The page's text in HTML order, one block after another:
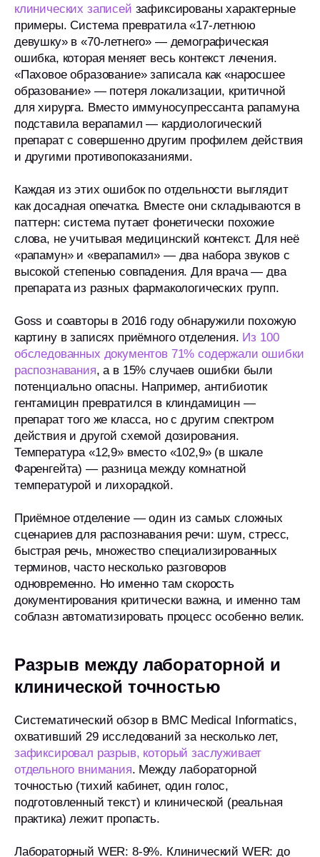
клинических записей зафиксированы характерные
примеры. Система превратила «17-летнюю
девушку» в «70-летнего» — демографическая
ошибка, которая меняет весь контекст лечения.
«Паховое образование» записала как «наросшее
образование» — потеря локализации, критичной
для хирурга. Вместо иммуносупрессанта рапамуна
подставила верапамил — кардиологический
препарат с совершенно другим профилем действия
и другими противопоказаниями.
Каждая из этих ошибок по отдельности выглядит
как досадная опечатка. Вместе они складываются в
паттерн: система путает фонетически похожие
слова, не учитывая медицинский контекст. Для неё
«рапамун» и «верапамил» — два набора звуков с
высокой степенью совпадения. Для врача — два
препарата из разных фармакологических групп.
Goss и соавторы в 2016 году обнаружили похожую
картину в записях приёмного отделения. Из 100
обследованных документов 71% содержали ошибки
распознавания, а в 15% случаев ошибки были
потенциально опасны. Например, антибиотик
гентамицин превратился в клиндамицин —
препарат того же класса, но с другим спектром
действия и другой схемой дозирования.
Температура «12,9» вместо «102,9» (в шкале
Фаренгейта) — разница между комнатной
температурой и лихорадкой.
Приёмное отделение — один из самых сложных
сценариев для распознавания речи: шум, стресс,
быстрая речь, множество специализированных
терминов, часто несколько разговоров
одновременно. Но именно там скорость
документирования критически важна, и именно там
соблазн автоматизировать процесс особенно велик.
Разрыв между лабораторной и
клинической точностью
Систематический обзор в BMC Medical Informatics,
охвативший 29 исследований за несколько лет,
зафиксировал разрыв, который заслуживает
отдельного внимания. Между лабораторной
точностью (тихий кабинет, один голос,
подготовленный текст) и клинической (реальная
практика) лежит пропасть.
Лабораторный WER: 8-9%. Клинический WER: до